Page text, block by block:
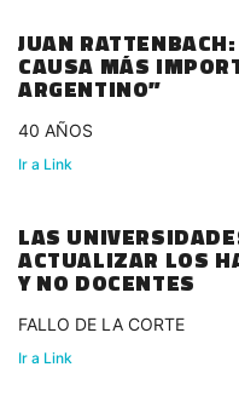
JUAN
CAUSA MÁS
ARGENTINO”
40 AÑOS
Ir a Link
LAS
ACTUALIZAR LOS
Y NO DOCENTES
FALLO DE LA CORTE
Ir a Link